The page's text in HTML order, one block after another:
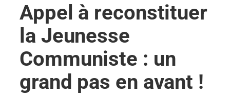
c
r
Appel à reconstituer
la Jeunesse
Communiste : un
grand pas en avant !